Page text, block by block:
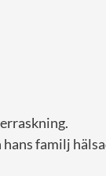
Monacos
hans familj